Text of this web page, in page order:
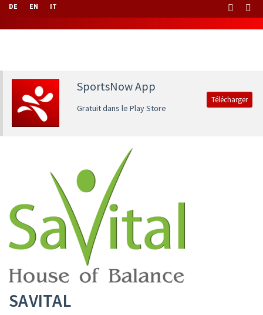
DE EN IT
SportsNow App
Gratuit dans le Play Store
Télécharger
SAVITAL